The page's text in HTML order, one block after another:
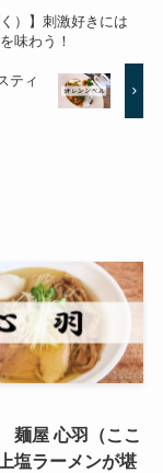
）】刺激好きには
味わう！
ティ
麺屋 心羽（ここ
塩ラーメンが堪